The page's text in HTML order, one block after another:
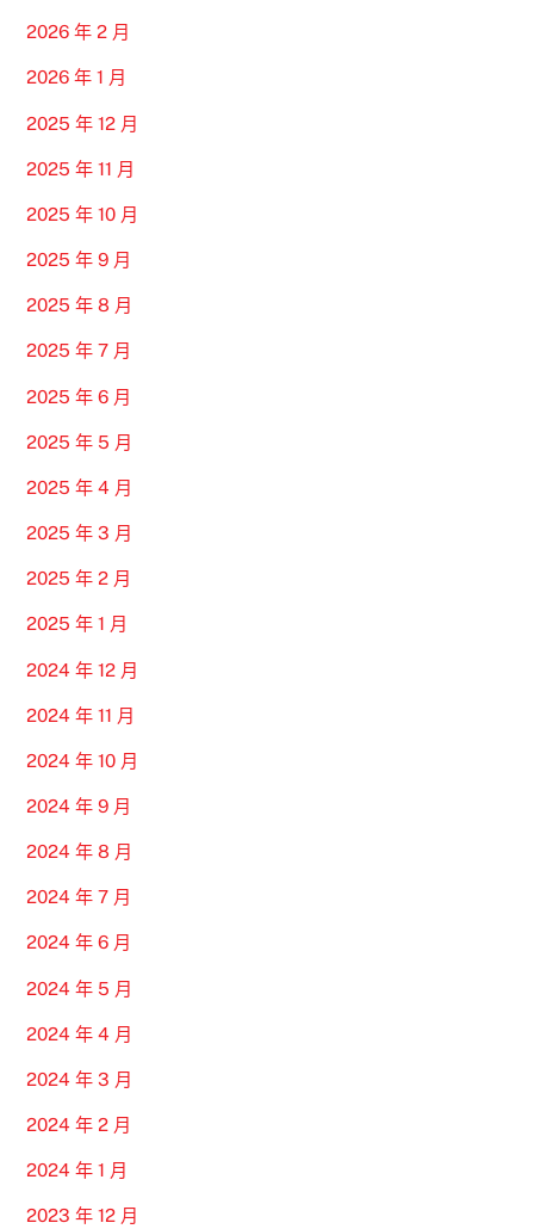
2026 年 2 月
2026 年 1 月
2025 年 12 月
2025 年 11 月
2025 年 10 月
2025 年 9 月
2025 年 8 月
2025 年 7 月
2025 年 6 月
2025 年 5 月
2025 年 4 月
2025 年 3 月
2025 年 2 月
2025 年 1 月
2024 年 12 月
2024 年 11 月
2024 年 10 月
2024 年 9 月
2024 年 8 月
2024 年 7 月
2024 年 6 月
2024 年 5 月
2024 年 4 月
2024 年 3 月
2024 年 2 月
2024 年 1 月
2023 年 12 月